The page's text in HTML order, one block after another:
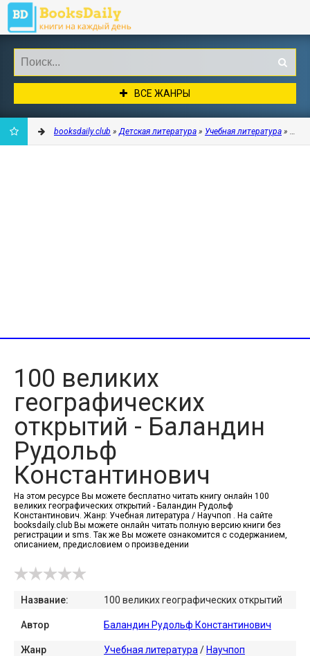
ВСЕ ЖАНРЫ
booksdaily.club »Детская литература » Учебная литература » 100
100 великих
географических
открытий - Баландин
Рудольф
Константинович
На этом ресурсе Вы можете бесплатно читать книгу онлайн 100
великих географических открытий - Баландин Рудольф
Константинович. Жанр: Учебная литература / Научпоп . На сайте
booksdaily.club Вы можете онлайн читать полную версию книги без
регистрации и sms. Так же Вы можете ознакомится с содержанием,
описанием, предисловием о произведении
Название: 100 великих географических открытий
Автор Баландин Рудольф Константинович
Жанр Учебная литература / Научпоп